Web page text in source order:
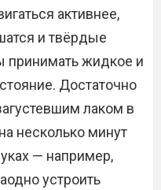
активнее,
и твёрдые
принимать жидкое и
Достаточно
лаком в
несколько минут
— например,
устроить